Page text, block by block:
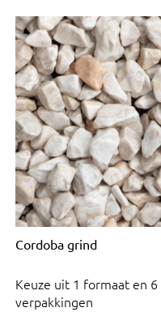
Cordoba grind
Keuze uit 1 formaat en 6
verpakkingen